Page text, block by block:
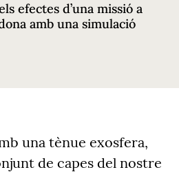
efectes d’una missió a
amb una simulació
una tènue exosfera,
de capes del nostre